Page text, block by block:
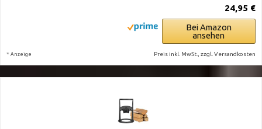
24,95 €
Bei Amazon
ansehen
* Anzeige Preis inkl. MwSt., zzgl. Versandkosten